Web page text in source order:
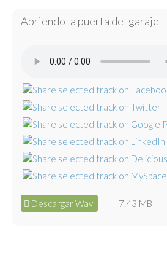
Abriendo la puerta del garaje
Descargar Wav 7.43 MB